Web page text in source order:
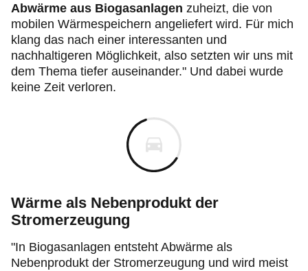
Abwärme aus Biogasanlagen zuheizt, die von
mobilen Wärmespeichern angeliefert wird. Für mich
klang das nach einer interessanten und
nachhaltigeren Möglichkeit, also setzten wir uns mit
dem Thema tiefer auseinander." Und dabei wurde
keine Zeit verloren.
Wärme als Nebenprodukt der
Stromerzeugung
"In Biogasanlagen entsteht Abwärme als
Nebenprodukt der Stromerzeugung und wird meist